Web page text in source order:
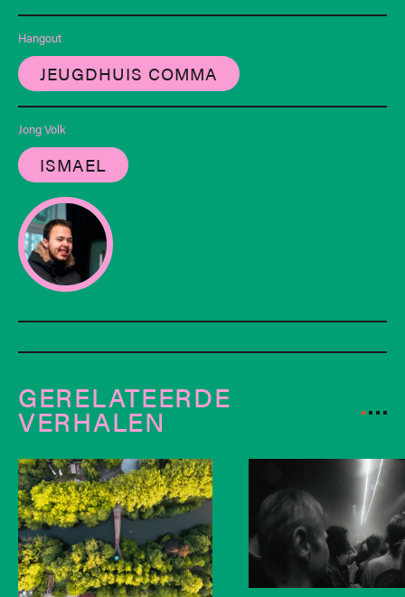
Hangout
JEUGDHUIS COMMA
Jong Volk
ISMAEL
GERELATEERDE
VERHALEN